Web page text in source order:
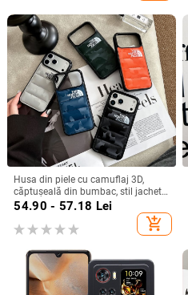
Husa din piele cu camuflaj 3D,
căptușeală din bumbac, stil jachetă
de iarnă, compatibilă cu iPhone
54.90 - 57.18 Lei
add_shopping_cart